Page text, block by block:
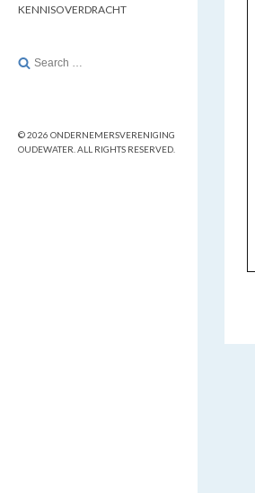
KENNISOVERDRACHT
Search
© 2026 ONDERNEMERSVERENIGING
OUDEWATER. ALL RIGHTS RESERVED.